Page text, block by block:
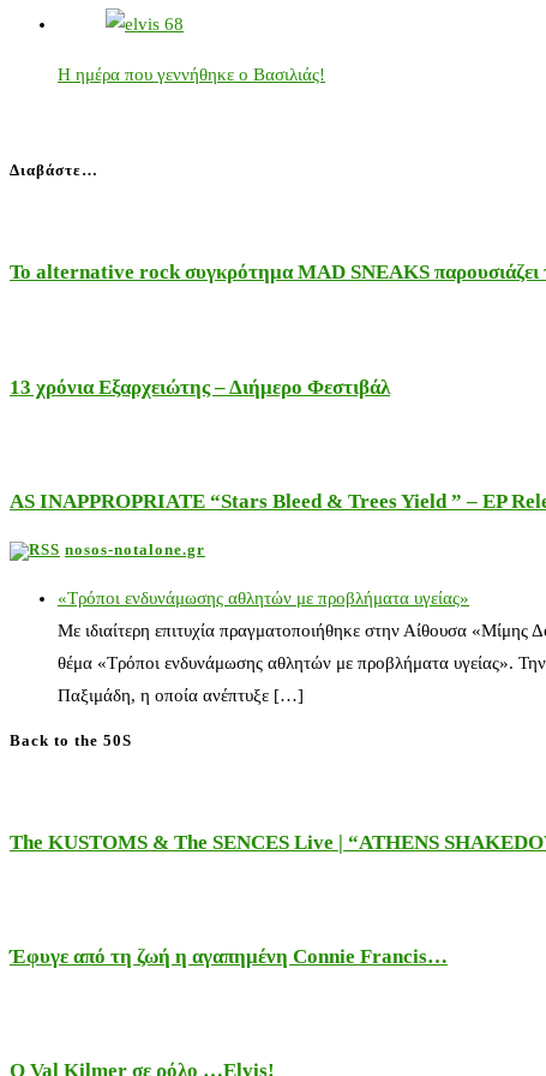
Η ημέρα που γεννήθηκε ο Βασιλιάς!
Διαβάστε…
Το alternative rock συγκρότημα MAD SNEAKS παρουσιάζει
13 χρόνια Εξαρχειώτης – Διήμερο Φεστιβάλ
AS INAPPROPRIATE “Stars Bleed & Trees Yield ” – EP
nosos-notalone.gr
«Τρόποι ενδυνάμωσης αθλητών με προβλήματα υγείας»
Με ιδιαίτερη επιτυχία πραγματοποιήθηκε στην Αίθουσα
θέμα «Τρόποι ενδυνάμωσης αθλητών με προβλήματα υγείας».
Παξιμάδη, η οποία ανέπτυξε […]
Back to the 50S
The KUSTOMS & The SENCES Live | “ATHENS
Έφυγε από τη ζωή η αγαπημένη Connie Francis…
Ο Val Kilmer σε ρόλο …Elvis!